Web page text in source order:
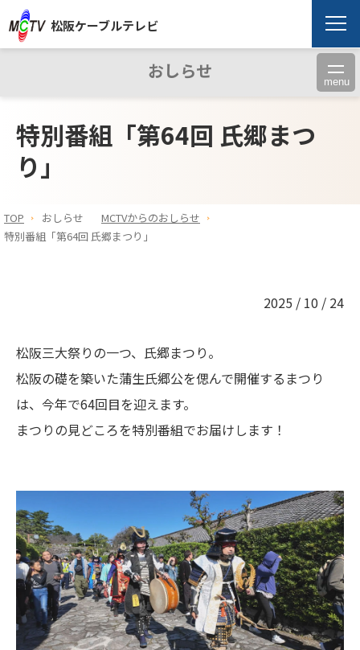
松阪ケーブルテレビ
おしらせ menu
特別番組「第64回 氏郷まつ
り」
TOP おしらせ
MCTVからのおしらせ
特別番組「第64回 氏郷まつり」
2025 / 10 / 24
松阪三大祭りの一つ、氏郷まつり。
松阪の礎を築いた蒲生氏郷公を偲んで開催するまつり
は、今年で64回目を迎えます。
まつりの見どころを特別番組でお届けします！